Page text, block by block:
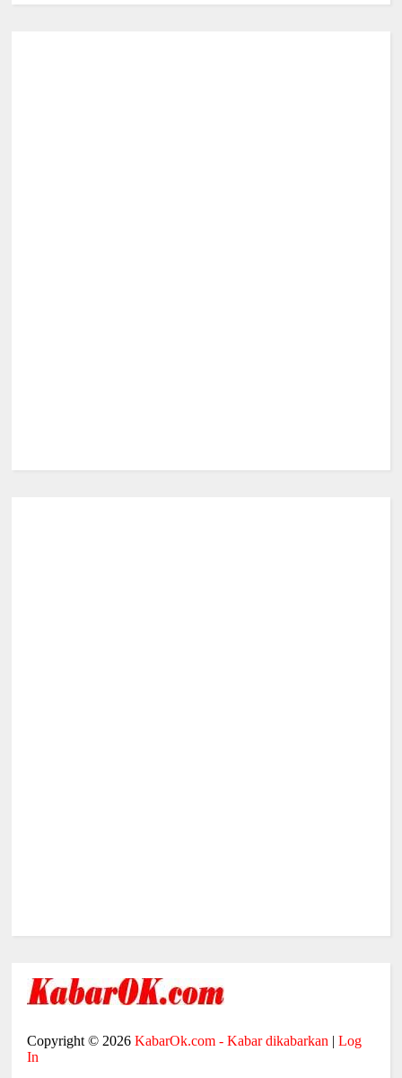
Copyright © 2026KabarOk.com - Kabar dikabarkan |Log
In